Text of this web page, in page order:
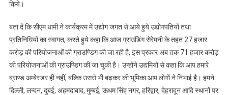
किये।
बता दें कि सीएम धामी ने कार्यक्रम में उद्योग जगत से आये हुये उद्योगपतियों तथा
प्रतिनिधियों का स्वागत, करते हुये कहा कि आज ग्राउंडिंग सेरेमनी के तहत 27 हजार
करोड़ की परियोजनाओं की ग्राउण्डिग की जा रही है, इस प्रकार अब तक 71 हजार करोड़
की परियोजनाओं की ग्राउण्डिग की जा चुकी है। उन्होंने उद्यमियों से कहा कि आप हमारे
ब्राण्ड अम्बेस्डर ही नहीं, बल्कि उससे भी बढ़कर की भूमिका आप लोगों ने निभाई है। हमने
दिल्ली, लन्दन, दुबई, अहमदाबाद, मुम्बई, ऊधम सिंह नगर, हरिद्वार, देहरादून आदि स्थानों पर